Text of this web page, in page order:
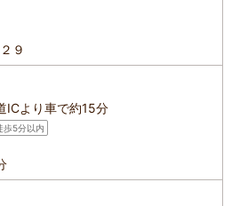
９
より車で約15分
歩5分以内